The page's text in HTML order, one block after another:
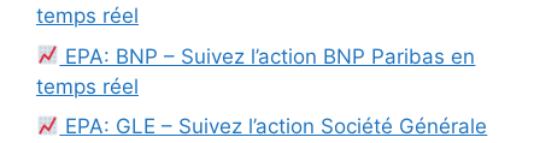
temps réel
EPA: BNP – Suivez l’action BNP Paribas en
temps réel
EPA: GLE – Suivez l’action Société Générale